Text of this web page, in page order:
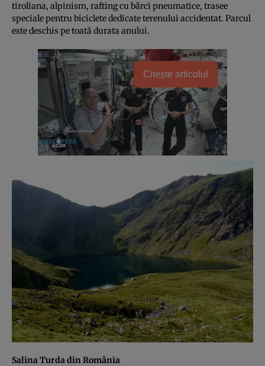
tiroliana, alpinism, rafting cu bărci pneumatice, trasee
speciale pentru biciclete dedicate terenului accidentat. Parcul
este deschis pe toată durata anului.
Citește articolul
Salina Turda din România